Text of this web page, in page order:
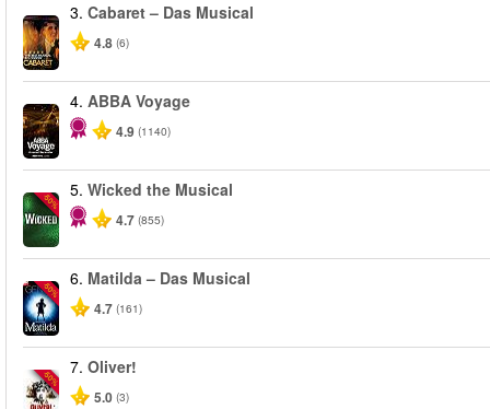
3. Cabaret – Das Musical
4.8 (6)
4. ABBA Voyage
4.9 (1140)
-50%
5. Wicked the Musical
4.7 (855)
-50%
6. Matilda – Das Musical
4.7 (161)
-50%
7. Oliver!
5.0 (3)